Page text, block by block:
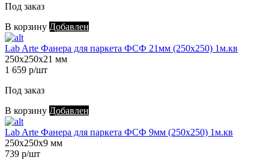
Под заказ
В корзину Добавлен
Lab Arte Фанера для паркета ФСФ 21мм (250х250) 1м.кв
250х250х21 мм
1 659 р/шт
Под заказ
В корзину Добавлен
Lab Arte Фанера для паркета ФСФ 9мм (250х250) 1м.кв
250х250х9 мм
739 р/шт